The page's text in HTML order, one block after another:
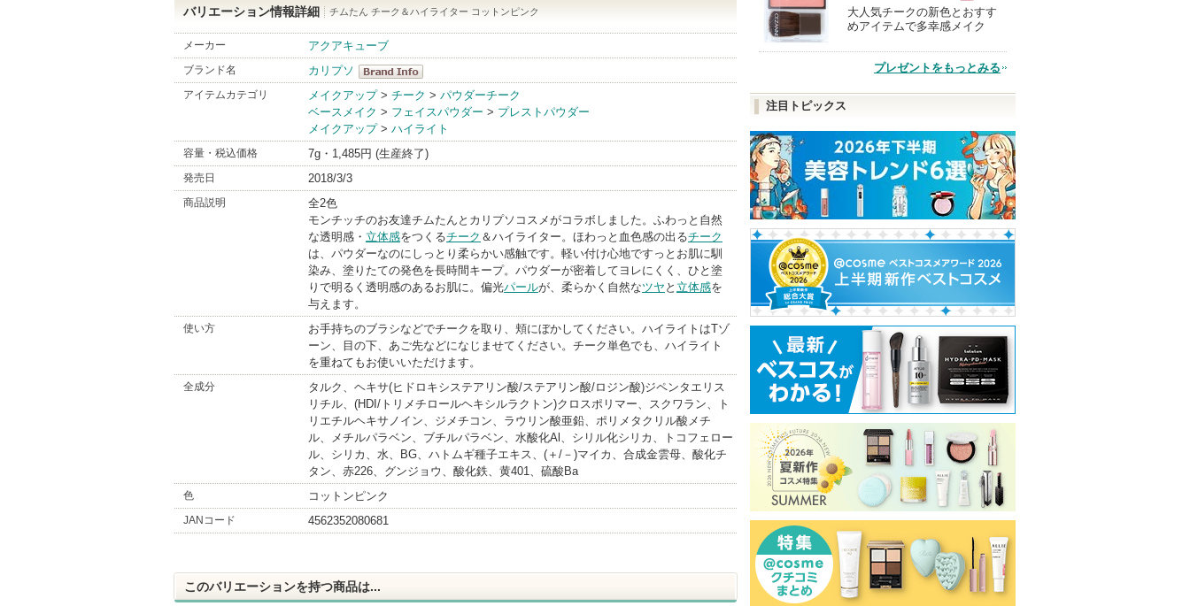
バリエーション情報詳細 チムたん チーク＆ハイライター コットンピンク
メーカー アクアキューブ
ブランド名
カリプソ
カリプソ
BrandInfo
アイテムカテゴリ メイクアップ> チーク > パウダーチーク
ベースメイク > フェイスパウダー > プレストパウダー
メイクアップ> ハイライト
容量・税込価格 7g・1,485円 (生産終了)
発売日 2018/3/3
商品説明
全2色
モンチッチのお友達チムたんとカリプソコスメがコラボしました。ふわっと自然
な透明感・ 立体感をつくるチーク ＆ハイライター。ほわっと血色感の出るチーク
は、パウダーなのにしっとり柔らかい感触です。軽い付け心地ですっとお肌に馴
染み、塗りたての発色を長時間キープ。パウダーが密着してヨレにくく、ひと塗
りで明るく透明感のあるお肌に。偏光パールが、柔らかく自然なツヤ と 立体感を
与えます。
使い方
お手持ちのブラシなどでチークを取り、頬にぼかしてください。ハイライトはTゾ
ーン、目の下、あご先などになじませてください。チーク単色でも、ハイライト
を重ねてもお使いいただけます。
全成分
タルク、ヘキサ(ヒドロキシステアリン酸/ステアリン酸/ロジン酸)ジペンタエリス
リチル、(HDI/トリメチロールヘキシルラクトン)クロスポリマー、スクワラン、ト
リエチルヘキサノイン、ジメチコン、ラウリン酸亜鉛、ポリメタクリル酸メチ
ル、メチルパラベン、ブチルパラベン、水酸化Al、シリル化シリカ、トコフェロー
ル、シリカ、水、BG、ハトムギ種子エキス、(＋/－)マイカ、合成金雲母、酸化チ
タン、赤226、グンジョウ、酸化鉄、黄401、硫酸Ba
色 コットンピンク
JANコード 4562352080681
このバリエーションを持つ商品は...
現
品
大人気チークの新色とおすす
めアイテムで多幸感メイク
プレゼントをもっとみる
注目トピックス